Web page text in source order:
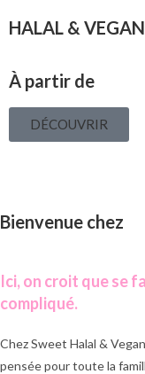
HALAL & VEGAN
À partir de
DÉCOUVRIR
Bienvenue chez
Ici, on croit que se
compliqué.
Chez Sweet Halal &
pensée pour toute la